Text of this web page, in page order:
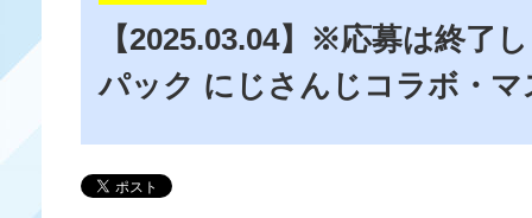
【2025.03.04】※応募は終了
パック にじさんじコラボ・